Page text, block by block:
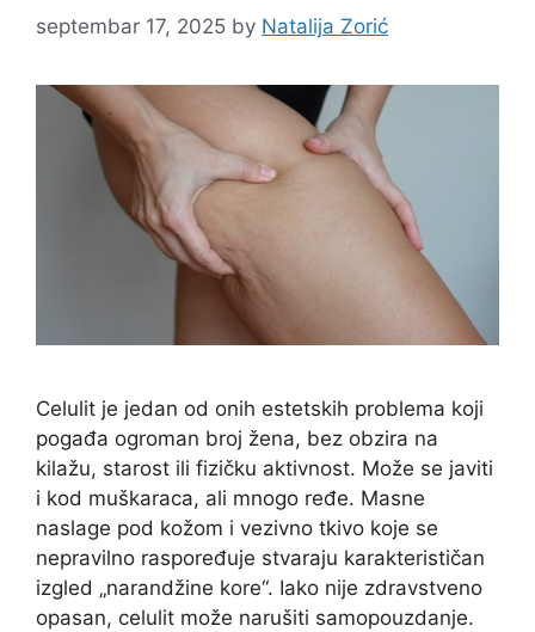
septembar 17, 2025 by Natalija Zorić
Celulit je jedan od onih estetskih problema koji
pogađa ogroman broj žena, bez obzira na
kilažu, starost ili fizičku aktivnost. Može se javiti
i kod muškaraca, ali mnogo ređe. Masne
naslage pod kožom i vezivno tkivo koje se
nepravilno raspoređuje stvaraju karakterističan
izgled „narandžine kore“. Iako nije zdravstveno
opasan, celulit može narušiti samopouzdanje.